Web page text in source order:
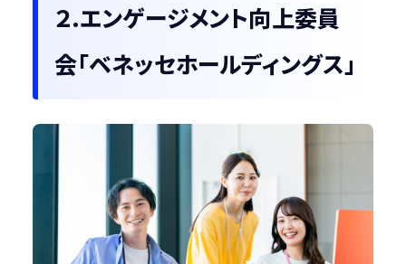
２.エンゲージメント向上委員
会「ベネッセホールディングス」